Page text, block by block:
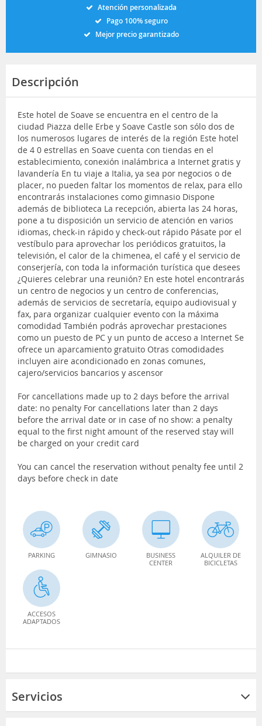
Atención personalizada
Pago 100% seguro
Mejor precio garantizado
Descripción
Este hotel de Soave se encuentra en el centro de la
ciudad Piazza delle Erbe y Soave Castle son sólo dos de
los numerosos lugares de interés de la región Este hotel
de 4 0 estrellas en Soave cuenta con tiendas en el
establecimiento, conexión inalámbrica a Internet gratis y
lavandería En tu viaje a Italia, ya sea por negocios o de
placer, no pueden faltar los momentos de relax, para ello
encontrarás instalaciones como gimnasio Dispone
además de biblioteca La recepción, abierta las 24 horas,
pone a tu disposición un servicio de atención en varios
idiomas, check-in rápido y check-out rápido Pásate por el
vestíbulo para aprovechar los periódicos gratuitos, la
televisión, el calor de la chimenea, el café y el servicio de
conserjería, con toda la información turística que desees
¿Quieres celebrar una reunión? En este hotel encontrarás
un centro de negocios y un centro de conferencias,
además de servicios de secretaría, equipo audiovisual y
fax, para organizar cualquier evento con la máxima
comodidad También podrás aprovechar prestaciones
como un puesto de PC y un punto de acceso a Internet Se
ofrece un aparcamiento gratuito Otras comodidades
incluyen aire acondicionado en zonas comunes,
cajero/servicios bancarios y ascensor
For cancellations made up to 2 days before the arrival
date: no penalty For cancellations later than 2 days
before the arrival date or in case of no show: a penalty
equal to the first night amount of the reserved stay will
be charged on your credit card
You can cancel the reservation without penalty fee until 2
days before check in date
PARKING GIMNASIO
BUSINESS
CENTER
ALQUILER DE
BICICLETAS
ACCESOS
ADAPTADOS
Servicios